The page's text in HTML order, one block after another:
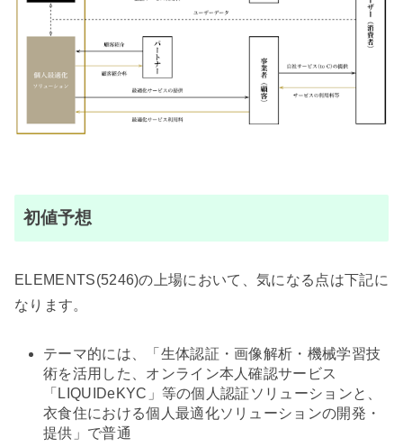
初値予想
ELEMENTS(5246)の上場において、気になる点は下記に
なります。
テーマ的には、「生体認証・画像解析・機械学習技
術を活用した、オンライン本人確認サービス
「LIQUIDeKYC」等の個人認証ソリューションと、
衣食住における個人最適化ソリューションの開発・
提供」で普通